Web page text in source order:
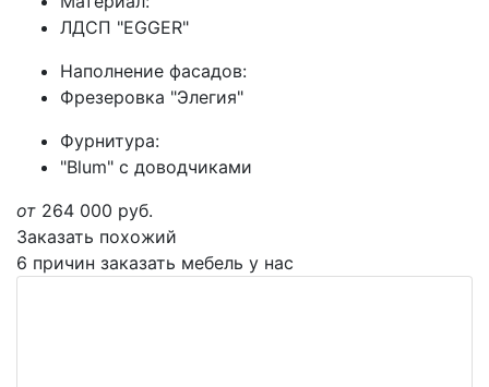
ЛДСП "EGGER"
Наполнение фасадов:
Фрезеровка "Элегия"
Фурнитура:
"Blum" с доводчиками
от 264 000 руб.
Заказать похожий
6 причин заказать мебель у нас